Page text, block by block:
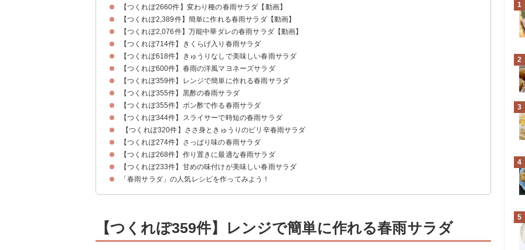
【つくれぽ2660件】変わり種の春雨サラダ【動画】
【つくれぽ2,389件】簡単に作れる春雨サラダ【動画】
【つくれぽ2,076件】万能中華ダレの春雨サラダ【動画】
【つくれぽ714件】きくらげ入り春雨サラダ
【つくれぽ618件】きゅうりなしで美味しい春雨サラダ
【つくれぽ600件】春雨の洋風マヨネーズサラダ
【つくれぽ359件】レンジで簡単に作れる春雨サラダ
【つくれぽ355件】黒酢の春雨サラダ
【つくれぽ355件】ポン酢で作る春雨サラダ
【つくれぽ344件】スライサーで時短の春雨サラダ
【つくれぽ320件】ささ身ときゅうりのピリ辛春雨サラダ
【つくれぽ274件】さっぱり味の春雨サラダ
【つくれぽ268件】作り置きに最適な春雨サラダ
【つくれぽ233件】甘めの味付けが美味しい春雨サラダ
「春雨サラダ」の人気レシピを作ってみよう！
【つくれぽ359件】レンジで簡単に作れる春雨サラダ
1
2
3
4
5